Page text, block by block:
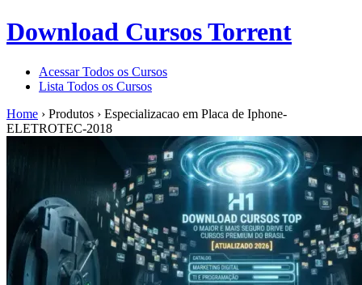
Download Cursos Torrent
Acessar Todos os Cursos
Lista Todos os Cursos
Home › Produtos › Especializacao em Placa de Iphone-
ELETROTEC-2018